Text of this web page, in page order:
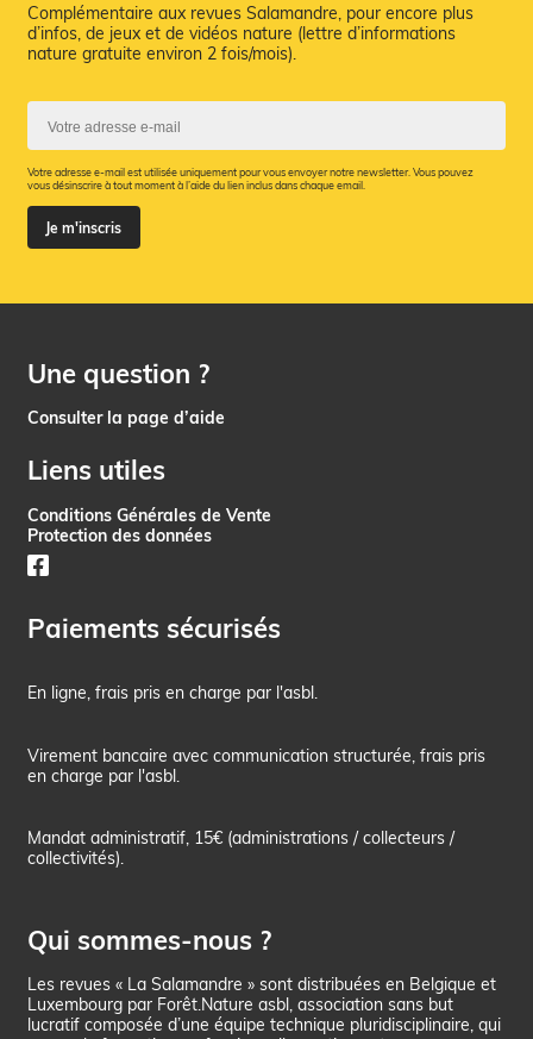
Complémentaire aux revues Salamandre, pour encore plus
d’infos, de jeux et de vidéos nature (lettre d’informations
nature gratuite environ 2 fois/mois).
Votre adresse e-mail est utilisée uniquement pour vous envoyer notre newsletter. Vous pouvez
vous désinscrire à tout moment à l’aide du lien inclus dans chaque email.
Je m'inscris
Une question ?
Consulter la page d’aide
Liens utiles
Conditions Générales de Vente
Protection des données
Paiements sécurisés
En ligne, frais pris en charge par l'asbl.
Virement bancaire avec communication structurée, frais pris
en charge par l'asbl.
Mandat administratif, 15€ (administrations / collecteurs /
collectivités).
Qui sommes-nous ?
Les revues « La Salamandre » sont distribuées en Belgique et
Luxembourg par Forêt.Nature asbl, association sans but
lucratif composée d’une équipe technique pluridisciplinaire, qui